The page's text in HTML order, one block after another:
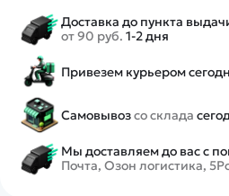
Доставка до пункта
от 90 руб. 1-2 дня
Привезем курьером
Самовывозсо склада
Мы доставляем до вас с
Почта, Озон логистика,